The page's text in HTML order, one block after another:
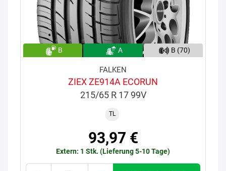
B A B (70)
FALKEN
ZIEX ZE914A ECORUN
215/65 R 17 99V
TL
93,97 €
Extern: 1 Stk. (Lieferung 5-10 Tage)